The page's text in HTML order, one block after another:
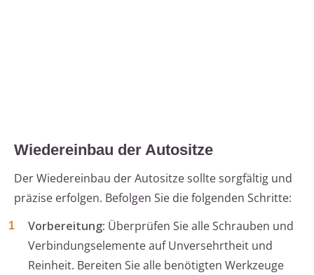
Wiedereinbau der Autositze
Der Wiedereinbau der Autositze sollte sorgfältig und
präzise erfolgen. Befolgen Sie die folgenden Schritte:
Vorbereitung: Überprüfen Sie alle Schrauben und
Verbindungselemente auf Unversehrtheit und
Reinheit. Bereiten Sie alle benötigten Werkzeuge